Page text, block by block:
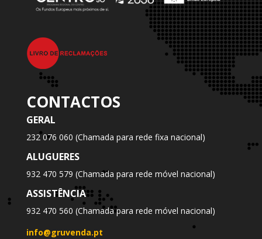
CONTACTOS
GERAL
232 076 060 (Chamada para rede fixa nacional)
ALUGUERES
932 470 579 (Chamada para rede móvel nacional)
ASSISTÊNCIA
932 470 560 (Chamada para rede móvel nacional)
info@gruvenda.pt